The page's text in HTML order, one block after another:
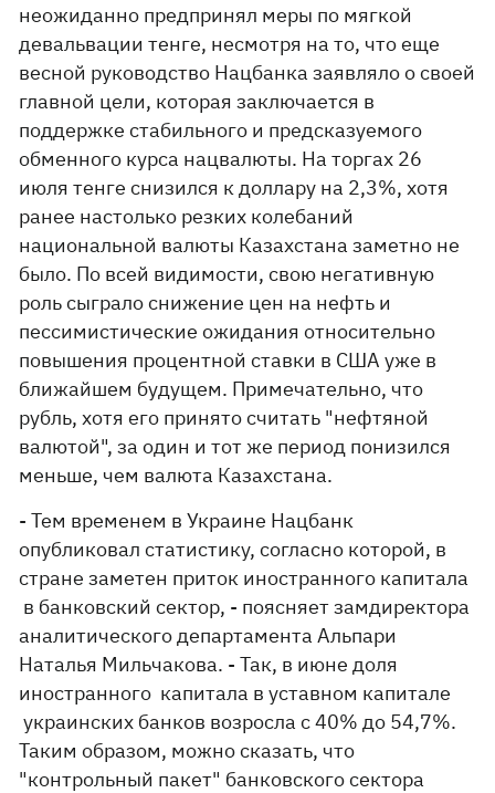
неожиданно предпринял меры по мягкой
девальвации тенге, несмотря на то, что еще
весной руководство Нацбанка заявляло о своей
главной цели, которая заключается в
поддержке стабильного и предсказуемого
обменного курса нацвалюты. На торгах 26
июля тенге снизился к доллару на 2,3%, хотя
ранее настолько резких колебаний
национальной валюты Казахстана заметно не
было. По всей видимости, свою негативную
роль сыграло снижение цен на нефть и
пессимистические ожидания относительно
повышения процентной ставки в США уже в
ближайшем будущем. Примечательно, что
рубль, хотя его принято считать "нефтяной
валютой", за один и тот же период понизился
меньше, чем валюта Казахстана.
- Тем временем в Украине Нацбанк
опубликовал статистику, согласно которой, в
стране заметен приток иностранного капитала
в банковский сектор, - поясняет замдиректора
аналитического департамента Альпари
Наталья Мильчакова. - Так, в июне доля
иностранного капитала в уставном капитале
украинских банков возросла с 40% до 54,7%.
Таким образом, можно сказать, что
"контрольный пакет" банковского сектора